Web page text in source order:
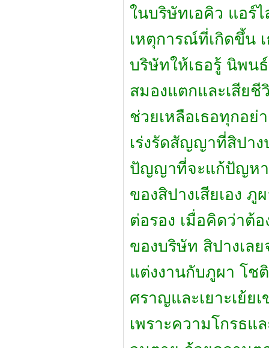
ในบริษัทเอคิว แอร์
เหตุการณ์ที่เกิดขึ้น
บริษัทให้เธอรู้ นิพน
สมองแตกและเสียชี
ช่วยเหลือเธอทุกอย่
เร่งรัดสัญญาที่สิปาง
ปัญญาที่จะแก้ปัญหา
ของสิปางเสียเอง ภู
ต่อรอง เมื่อคิดว่าต้
ของบริษัท สิปางเล
แต่งงานกับภูผา โช
ศราญและเยาะเย้ย
เพราะความโกรธแ